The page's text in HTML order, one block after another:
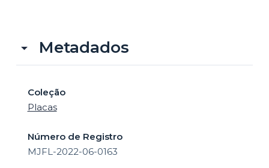
Metadados
Coleção
Placas
Número de Registro
MJFL-2022-06-0163